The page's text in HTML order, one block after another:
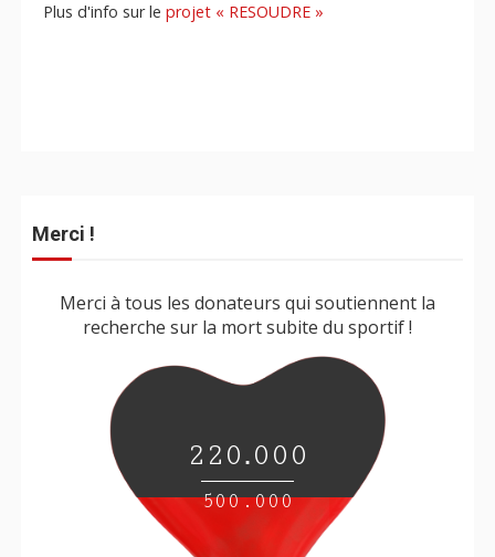
Plus d'info sur leprojet « RESOUDRE »
Merci !
Merci à tous les donateurs qui soutiennent la
recherche sur la mort subite du sportif !
220.000
500.000